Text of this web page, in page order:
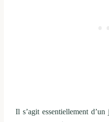
Il s’agit essentiellement